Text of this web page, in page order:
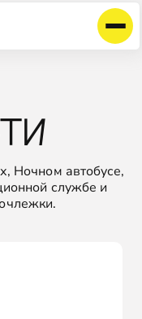
Ночном автобусе,
службе и